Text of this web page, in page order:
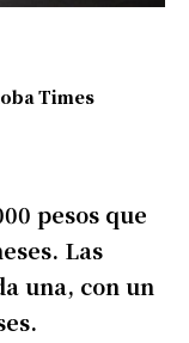
Times
pesos que
Las
una, con un